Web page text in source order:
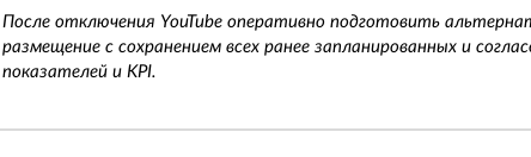
После отключения YouTube оперативно подготовить
размещение с сохранением всех ранее запланированных и
показателей и KPI.